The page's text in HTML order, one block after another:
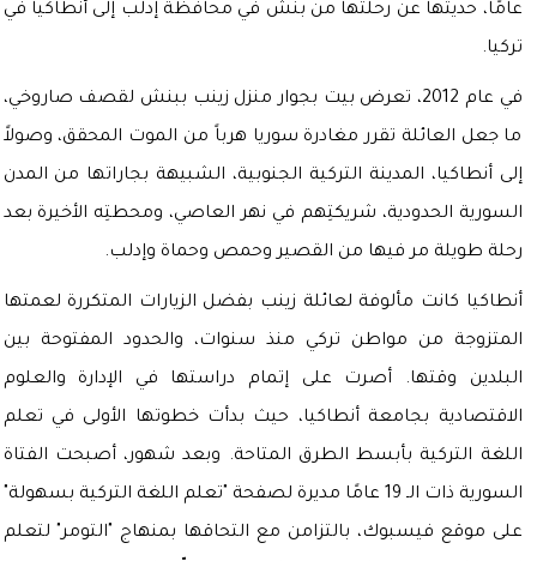
عامًا، حديثها عن رحلتها من بنش في محافظة إدلب إلى أنطاكيا في
تركيا.
في عام 2012، تعرض بيت بجوار منزل زينب ببنش لقصف صاروخي،
ما جعل العائلة تقرر مغادرة سوريا هرباً من الموت المحقق، وصولاً
إلى أنطاكيا، المدينة التركية الجنوبية، الشبيهة بجاراتها من المدن
السورية الحدودية، شريكتِهم في نهر العاصي، ومحطتِه الأخيرة بعد
رحلة طويلة مر فيها من القصير وحمص وحماة وإدلب.
أنطاكيا كانت مألوفة لعائلة زينب بفضل الزيارات المتكررة لعمتها
المتزوجة من مواطن تركي منذ سنوات، والحدود المفتوحة بين
البلدين وقتها. أصرت على إتمام دراستها في الإدارة والعلوم
الاقتصادية بجامعة أنطاكيا، حيث بدأت خطوتها الأولى في تعلم
اللغة التركية بأبسط الطرق المتاحة. وبعد شهور، أصبحت الفتاة
السورية ذات الـ 19 عامًا مديرة لصفحة "تعلم اللغة التركية بسهولة"
على موقع فيسبوك، بالتزامن مع التحاقها بمنهاج "التومر" لتعلم